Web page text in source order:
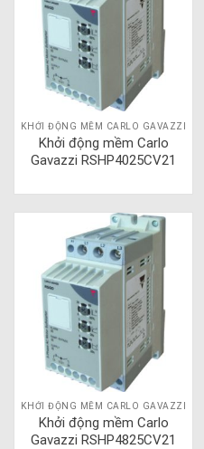
KHỞI ĐỘNG MỀM CARLO GAVAZZI
Khởi động mềm Carlo
Gavazzi RSHP4025CV21
KHỞI ĐỘNG MỀM CARLO GAVAZZI
Khởi động mềm Carlo
Gavazzi RSHP4825CV21